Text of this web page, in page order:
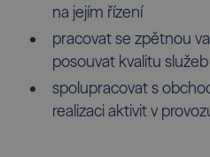
na jejím řízení
pracovat se zpětnou
posouvat kvalitu služeb
spolupracovat s
realizaci aktivit v